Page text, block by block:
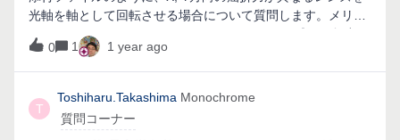
光軸を軸として回転させる場合について質問します。メリッ
トファンクションのPOWF/POWPオペランドで球面屈折力
（Data 0）とシリンダ屈折力(Data 1)を表示させた場合、ど
ちらも回転角に依らず一定の値を示すのが正しいと思いま
す。しかし、実際にやってみると回転角88.6°付近で値が急激
に下がり、そこから90°までなだらかに下がって0に近付きま
す。これは何か使い方が間違っているのでしょうか？ それ
0 1 1 year ago
T
Toshiharu.Takashima Monochrome
質問コーナー